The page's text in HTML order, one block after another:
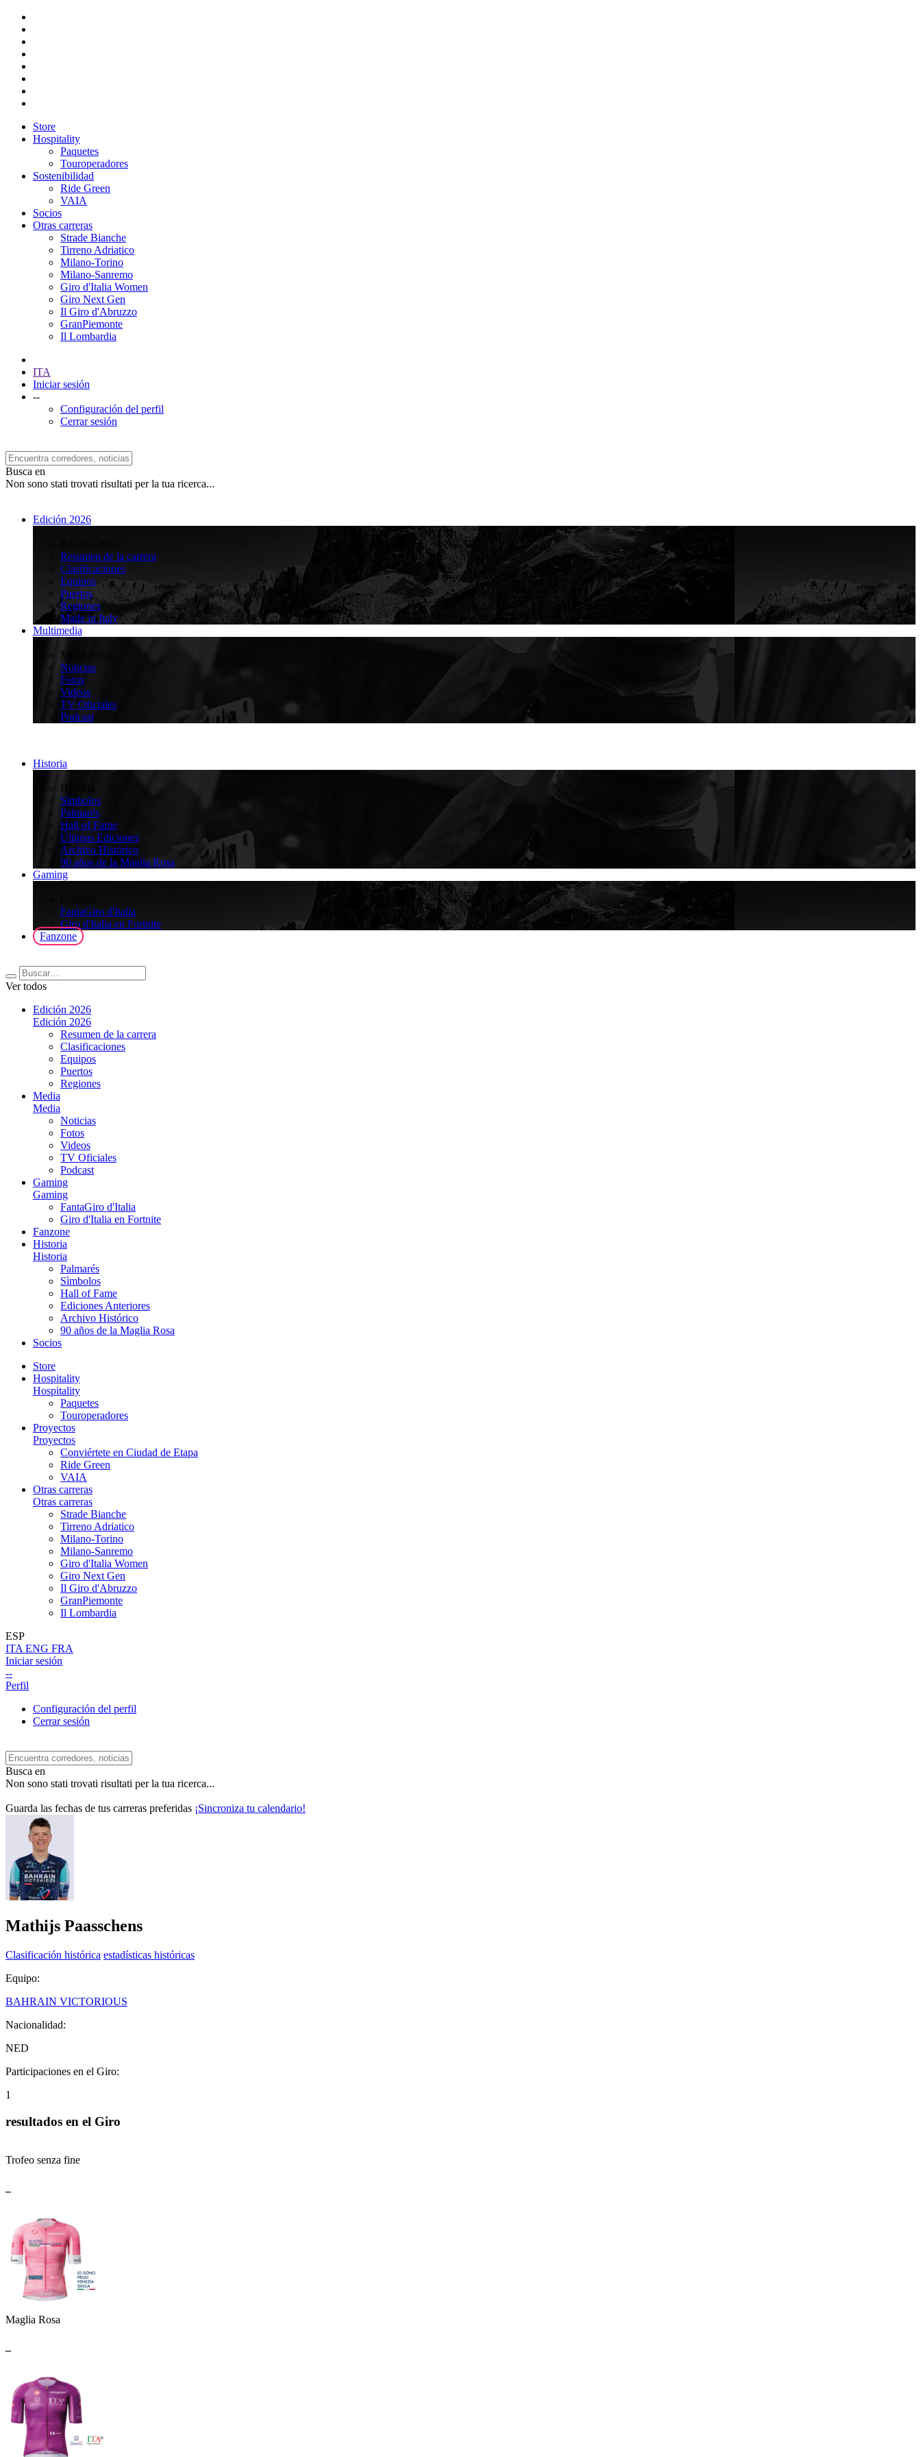
Store
Hospitality
Paquetes
Touroperadores
Sostenibilidad
Ride Green
VAIA
Socios
Otras carreras
Strade Bianche
Tirreno Adriatico
Milano-Torino
Milano-Sanremo
Giro d'Italia Women
Giro Next Gen
Il Giro d'Abruzzo
GranPiemonte
Il Lombardia
ITA
Iniciar sesión
--
Configuración del perfil
Cerrar sesión
Busca en
Non sono stati trovati risultati per la tua ricerca...
Edición 2026
Resumen de la carrera
Clasificaciones
Equipos
Puertos
Regiones
Made in Italy
Multimedia
Multimedia
Noticias
Fotos
Videos
TV Oficiales
Podcast
Historia
Historia
Símbolos
Palmarés
Hall of Fame
Últimas Ediciones
Archivo Histórico
90 años de la Maglia Rosa
Gaming
FantaGiro d'Italia
Giro d'Italia en Fortnite
Fanzone
Ver todos
Edición 2026
Edición 2026
Resumen de la carrera
Clasificaciones
Equipos
Puertos
Regiones
Media
Media
Noticias
Fotos
Videos
TV Oficiales
Podcast
Gaming
Gaming
FantaGiro d'Italia
Giro d'Italia en Fortnite
Fanzone
Historia
Historia
Palmarés
Sìmbolos
Hall of Fame
Ediciones Anteriores
Archivo Histórico
90 años de la Maglia Rosa
Socios
Store
Hospitality
Hospitality
Paquetes
Touroperadores
Proyectos
Proyectos
Conviértete en Ciudad de Etapa
Ride Green
VAIA
Otras carreras
Otras carreras
Strade Bianche
Tirreno Adriatico
Milano-Torino
Milano-Sanremo
Giro d'Italia Women
Giro Next Gen
Il Giro d'Abruzzo
GranPiemonte
Il Lombardia
ESP
ITA ENG FRA
Iniciar sesión
--
Perfil
Configuración del perfil
Cerrar sesión
Busca en
Non sono stati trovati risultati per la tua ricerca...
Guarda las fechas de tus carreras preferidas ¡Sincroniza tu calendario!
Mathijs Paasschens
Clasificación histórica estadísticas históricas
Equipo:
BAHRAIN VICTORIOUS
Nacionalidad:
NED
Participaciones en el Giro:
1
resultados en el Giro
Trofeo senza fine
Maglia Rosa